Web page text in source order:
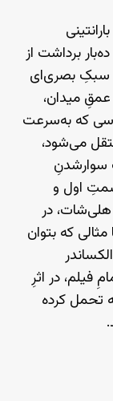
برداشت از
سبکِ بصری‌ای
عمقِ میدان،
که به‌سرعت
می‌شود،
سوارشدنِ
اول و
در
که بتوان
فیلم، در اثرِ
تحمل کرده